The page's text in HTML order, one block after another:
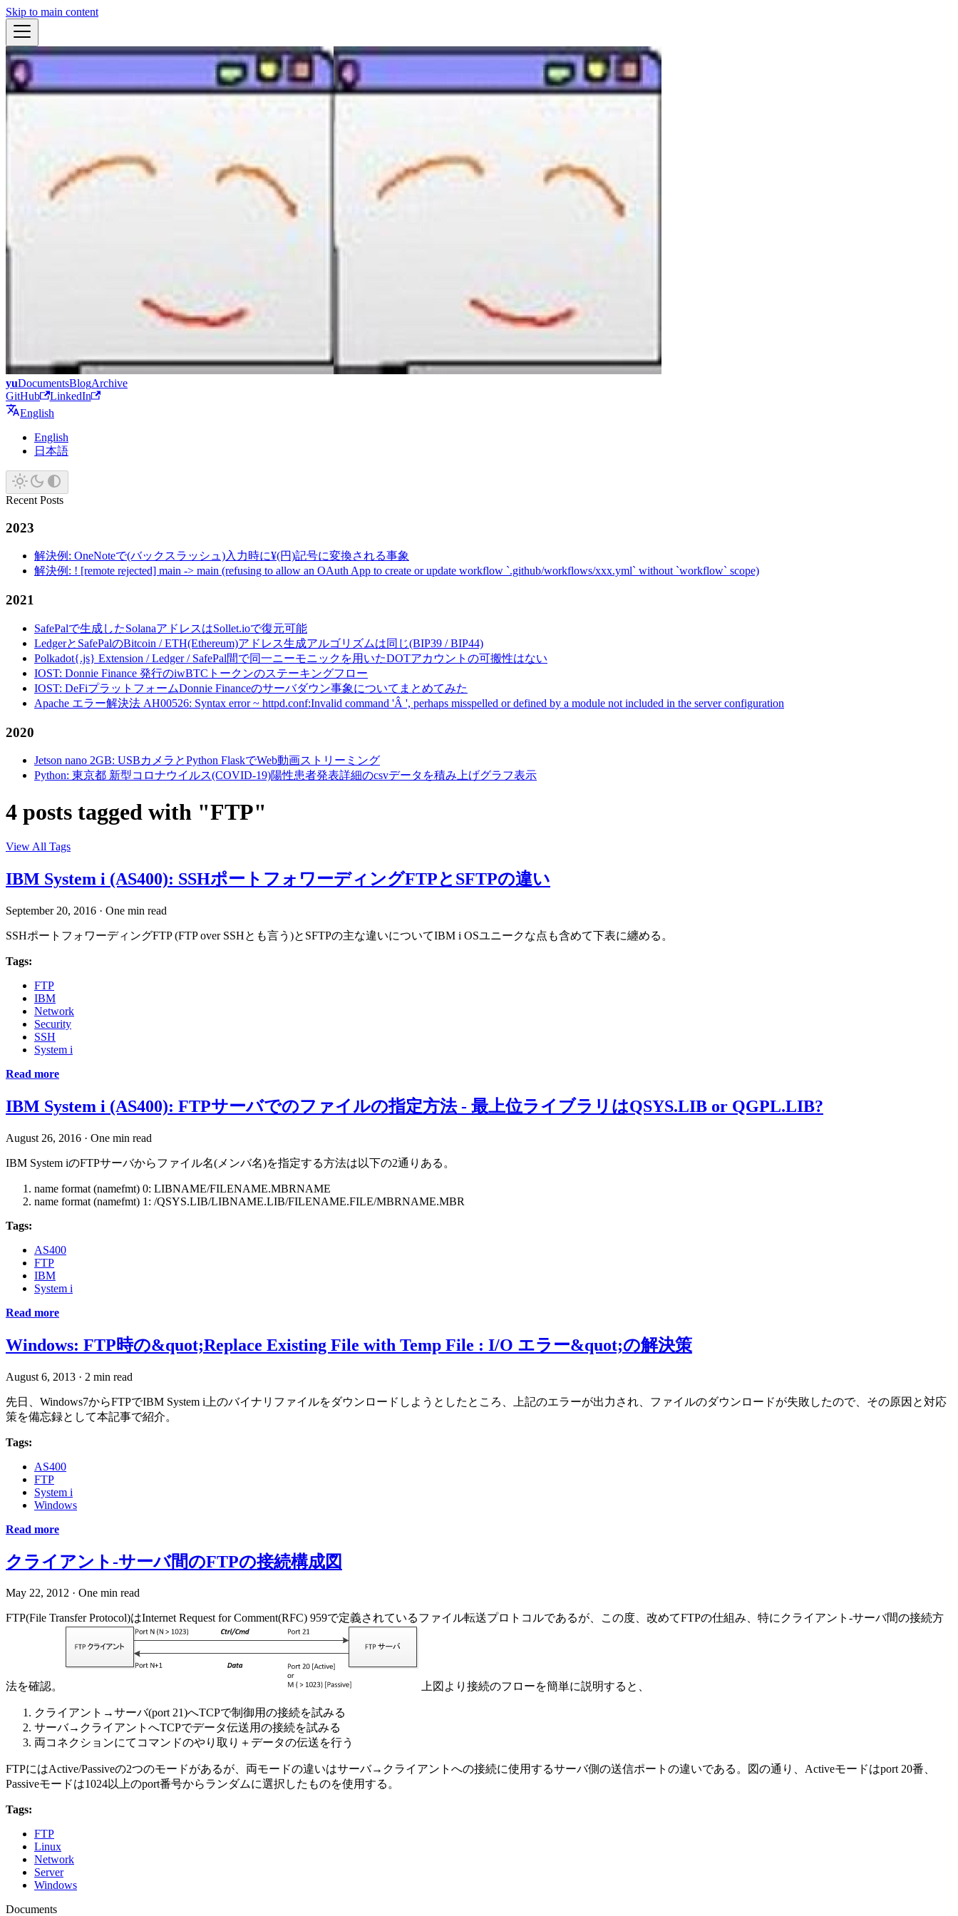
Skip to main content
yuDocumentsBlogArchive
GitHub
LinkedIn
English
English
日本語
Recent Posts
2023
解決例: OneNoteで(バックスラッシュ)入力時に¥(円)記号に変換される事象
解決例: ! [remote rejected] main -> main (refusing to allow an OAuth App to create or update workflow `.github/workflows/xxx.yml` without `workflow` scope)
2021
SafePalで生成したSolanaアドレスはSollet.ioで復元可能
LedgerとSafePalのBitcoin / ETH(Ethereum)アドレス生成アルゴリズムは同じ(BIP39 / BIP44)
Polkadot{.js} Extension / Ledger / SafePal間で同一ニーモニックを用いたDOTアカウントの可搬性はない
IOST: Donnie Finance 発行のiwBTCトークンのステーキングフロー
IOST: DeFiプラットフォームDonnie Financeのサーバダウン事象についてまとめてみた
Apache エラー解決法 AH00526: Syntax error ~ httpd.conf:Invalid command 'Â ', perhaps misspelled or defined by a module not included in the server configuration
2020
Jetson nano 2GB: USBカメラとPython FlaskでWeb動画ストリーミング
Python: 東京都 新型コロナウイルス(COVID-19)陽性患者発表詳細のcsvデータを積み上げグラフ表示
4 posts tagged with "FTP"
View All Tags
IBM System i (AS400): SSHポートフォワーディングFTPとSFTPの違い
September 20, 2016 · One min read
SSHポートフォワーディングFTP (FTP over SSHとも言う)とSFTPの主な違いについてIBM i OSユニークな点も含めて下表に纏める。
Tags:
FTP
IBM
Network
Security
SSH
System i
Read more
IBM System i (AS400): FTPサーバでのファイルの指定方法 - 最上位ライブラリはQSYS.LIB or QGPL.LIB?
August 26, 2016 · One min read
IBM System iのFTPサーバからファイル名(メンバ名)を指定する方法は以下の2通りある。
name format (namefmt) 0: LIBNAME/FILENAME.MBRNAME
name format (namefmt) 1: /QSYS.LIB/LIBNAME.LIB/FILENAME.FILE/MBRNAME.MBR
Tags:
AS400
FTP
IBM
System i
Read more
Windows: FTP時の&quot;Replace Existing File with Temp File : I/O エラー&quot;の解決策
August 6, 2013 · 2 min read
先日、Windows7からFTPでIBM System i上のバイナリファイルをダウンロードしようとしたところ、上記のエラーが出力され、ファイルのダウンロードが失敗したので、その原因と対応
策を備忘録として本記事で紹介。
Tags:
AS400
FTP
System i
Windows
Read more
クライアント-サーバ間のFTPの接続構成図
May 22, 2012 · One min read
FTP(File Transfer Protocol)はInternet Request for Comment(RFC) 959で定義されているファイル転送プロトコルであるが、この度、改めてFTPの仕組み、特にクライアント-サーバ間の接続方
法を確認。 上図より接続のフローを簡単に説明すると、
クライアント→サーバ(port 21)へTCPで制御用の接続を試みる
サーバ→クライアントへTCPでデータ伝送用の接続を試みる
両コネクションにてコマンドのやり取り＋データの伝送を行う
FTPにはActive/Passiveの2つのモードがあるが、両モードの違いはサーバ→クライアントへの接続に使用するサーバ側の送信ポートの違いである。図の通り、Activeモードはport 20番、
Passiveモードは1024以上のport番号からランダムに選択したものを使用する。
Tags:
FTP
Linux
Network
Server
Windows
Documents